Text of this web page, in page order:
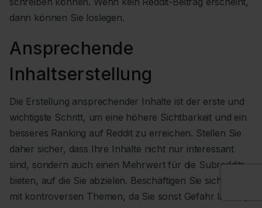
dann können Sie loslegen.
Ansprechende
Inhaltserstellung
Die Erstellung ansprechender Inhalte ist der erste und
wichtigste Schritt, um eine höhere Sichtbarkeit und ein
besseres Ranking auf Reddit zu erreichen. Stellen Sie
daher sicher, dass Ihre Inhalte nicht nur interessant
sind, sondern auch einen Mehrwert für die Subreddits
bieten, auf die Sie abzielen. Beschäftigen Sie sich nicht
mit kontroversen Themen, da Sie sonst Gefahr laufen,